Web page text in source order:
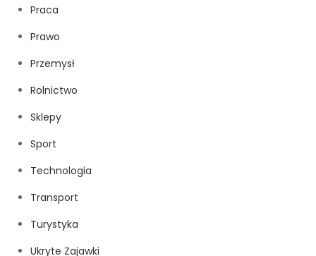
Praca
Prawo
Przemysł
Rolnictwo
Sklepy
Sport
Technologia
Transport
Turystyka
Ukryte Zajawki